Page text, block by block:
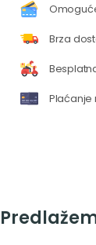
Brza
Plaćanje